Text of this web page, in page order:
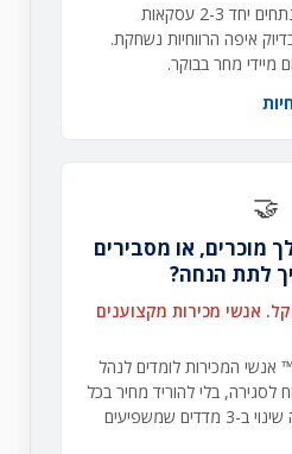
פגישה ממוקדת שבה מנתחים יחד 2-3 עסקאות
איפה הרווחיות נשחקת.
מיידי מחר בבוקר.
🤝
מוכרים, או מסבירים
לתת הנחה?
אנשי מכירות מקצוענים
אנשי המכירות לומדים לנהל
לסגירה, בלי להוריד מחיר בכל
עסקה. תוך 60 יום תראה שינוי ב-3 מדדים שמשפיעים